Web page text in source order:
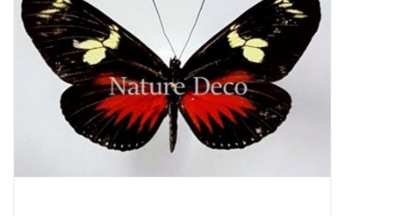
Lijsten & Stolpen
Schedels & skeletten
Huiden & vachten